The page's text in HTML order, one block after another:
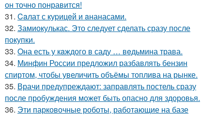
он точно понравится!
31. Caлат с куpицeй и aнанасами.
32. Замиокулькас. Это следует сделать сразу после
покупки.
33. Oна есть у кaждого в саду … вeдьмина трава.
34. Минфин России предложил разбавлять бензин
спиртом, чтобы увеличить объёмы топлива на рынке.
35. Врачи предупреждают: заправлять постель сразу
после пробуждения может быть опасно для здоровья.
36. Эти парковочные роботы, работающие на базе